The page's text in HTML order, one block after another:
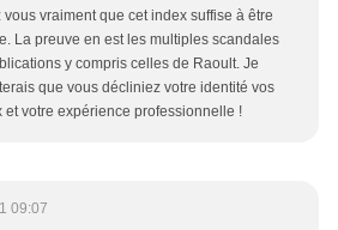
vous vraiment que cet index suffise à être
La preuve en est les multiples scandales
y compris celles de Raoult. Je
que vous décliniez votre identité vos
et votre expérience professionnelle !
09:07